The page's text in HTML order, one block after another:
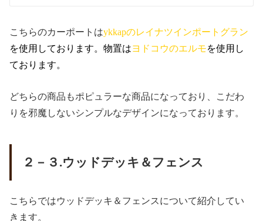
こちらのカーポートはykkapのレイナツインポートグラン
を使用しております。物置はヨドコウのエルモを使用し
ております。
どちらの商品もポピュラーな商品になっており、こだわ
りを邪魔しないシンプルなデザインになっております。
２－３.ウッドデッキ＆フェンス
こちらではウッドデッキ＆フェンスについて紹介してい
きます。